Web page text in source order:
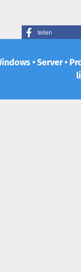
teilen
• Server •